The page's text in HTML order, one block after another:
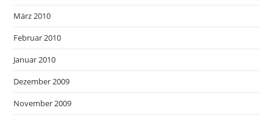
März 2010
Februar 2010
Januar 2010
Dezember 2009
November 2009